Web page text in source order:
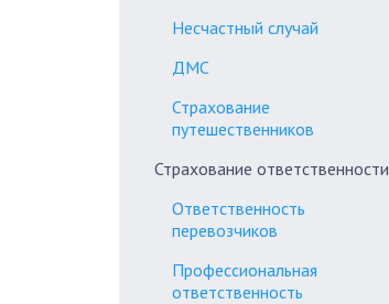
Несчастный случай
ДМС
Страхование
путешественников
Страхование ответственности
Ответственность
перевозчиков
Профессиональная
ответственность